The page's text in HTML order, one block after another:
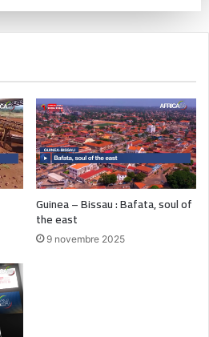
Guinea – Bissau : Bafata, soul of
the east
9 novembre 2025